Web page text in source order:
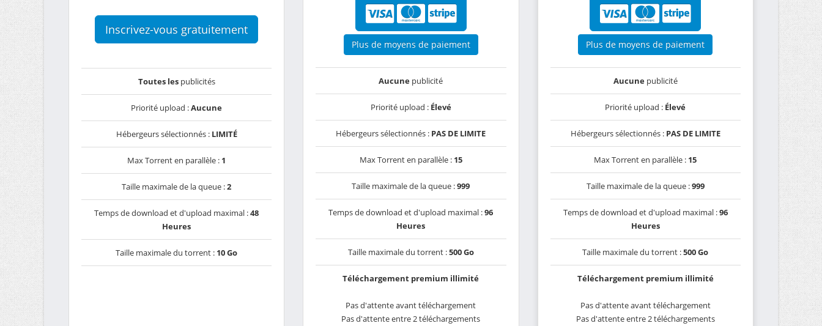
Inscrivez-vous gratuitement
Toutes lespublicités
Priorité upload :Aucune
Hébergeurs sélectionnés : LIMITÉ
Max Torrent en parallèle : 1
Taille maximale de la queue :2
Temps de download et d'upload maximal :48
Heures
Taille maximale du torrent : 10 Go
Plus de moyens de paiement
Aucune publicité
Priorité upload : Élevé
Hébergeurs sélectionnés : PAS DE LIMITE
Max Torrent en parallèle : 15
Taille maximale de la queue :999
Temps de download et d'upload maximal :96
Heures
Taille maximale du torrent :500 Go
Téléchargement premium illimité
Pas d'attente avant téléchargement
Pas d'attente entre 2 téléchargements
Plus de moyens de paiement
Aucunepublicité
Priorité upload : Élevé
Hébergeurs sélectionnés : PAS DE LIMITE
Max Torrent en parallèle : 15
Taille maximale de la queue :999
Temps de download et d'upload maximal :96
Heures
Taille maximale du torrent :500 Go
Téléchargement premium illimité
Pas d'attente avant téléchargement
Pas d'attente entre 2 téléchargements